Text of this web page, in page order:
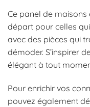
Ce panel de maisons
départ pour celles
avec des pièces qui
démoder. S’inspirer
élégant à tout
Pour enrichir vos
pouvez également